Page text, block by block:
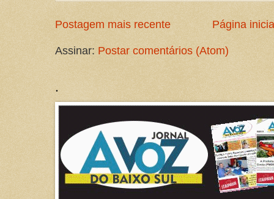
Postagem mais recente Página
Assinar: Postar comentários (Atom)
.